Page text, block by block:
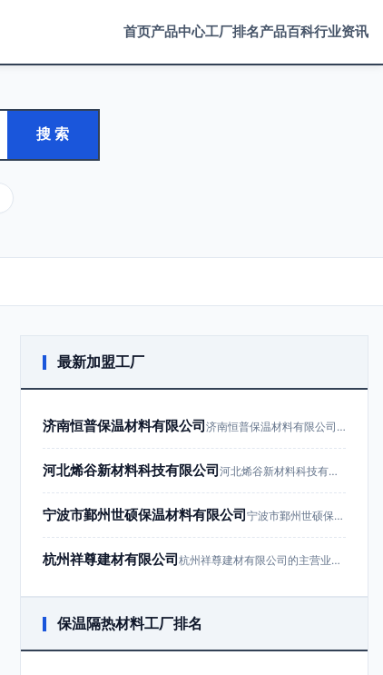
首页产品中心工厂排名产品百科行业资讯
搜 索
最新加盟工厂
济南恒普保温材料有限公司 济南恒普保温材料有限公司成立于201…
河北烯谷新材料科技有限公司 河北烯谷新材料科技有限公司成立于20…
宁波市鄞州世硕保温材料有限公司 宁波市鄞州世硕保温材料有限公司成立于…
杭州祥尊建材有限公司 杭州祥尊建材有限公司的主营业务为建筑…
保温隔热材料工厂排名